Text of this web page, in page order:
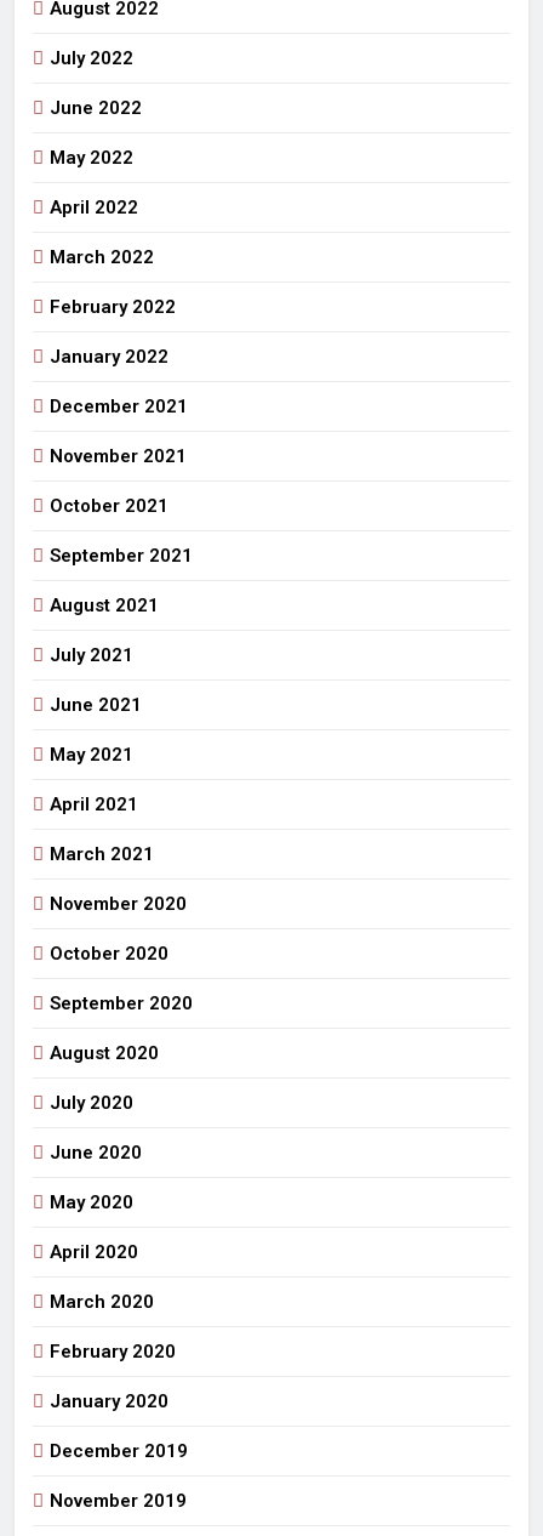
August 2022
July 2022
June 2022
May 2022
April 2022
March 2022
February 2022
January 2022
December 2021
November 2021
October 2021
September 2021
August 2021
July 2021
June 2021
May 2021
April 2021
March 2021
November 2020
October 2020
September 2020
August 2020
July 2020
June 2020
May 2020
April 2020
March 2020
February 2020
January 2020
December 2019
November 2019